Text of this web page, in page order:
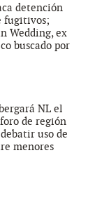
detención
fugitivos;
Wedding, ex
buscado por
NL el
de región
uso de
menores